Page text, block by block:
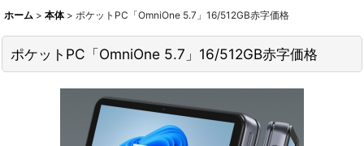
ホーム > 本体 > ポケットPC「OmniOne 5.7」16/512GB赤字価格
ポケットPC「OmniOne 5.7」16/512GB赤字価格